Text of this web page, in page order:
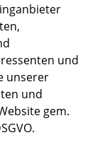
und
unserer
und
gem.